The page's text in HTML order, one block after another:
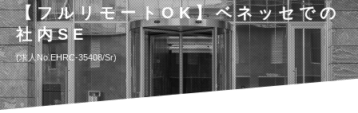
【フルリモートOK】ベネッセでの
社内SE
求人No.EHRC-35408/Sr